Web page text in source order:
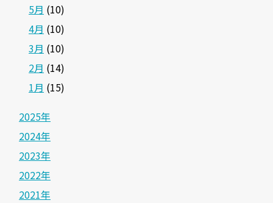
5月 (10)
4月 (10)
3月 (10)
2月 (14)
1月 (15)
2025年
2024年
2023年
2022年
2021年